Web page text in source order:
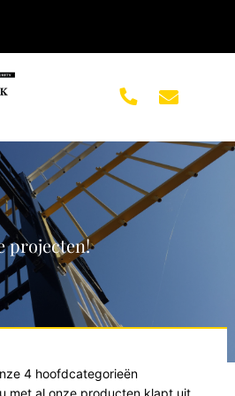
projecten!
4 hoofdcategorieën
met al onze producten klapt uit